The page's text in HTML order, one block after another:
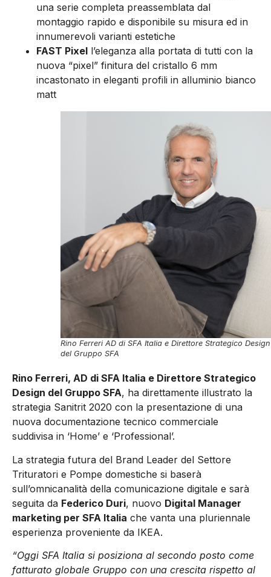
una serie completa preassemblata dal
montaggio rapido e disponibile su misura ed in
innumerevoli varianti estetiche
FAST Pixel l’eleganza alla portata di tutti con la
nuova “pixel” finitura del cristallo 6 mm
incastonato in eleganti profili in alluminio bianco
matt
Rino Ferreri AD di SFA Italia e Direttore Strategico Design
del Gruppo SFA
Rino Ferreri, AD di SFA Italia e Direttore Strategico
Design del Gruppo SFA, ha direttamente illustrato la
strategia Sanitrit 2020 con la presentazione di una
nuova documentazione tecnico commerciale
suddivisa in ‘Home’ e ‘Professional’.
La strategia futura del Brand Leader del Settore
Trituratori e Pompe domestiche si baserà
sull’omnicanalità della comunicazione digitale e sarà
seguita da Federico Duri, nuovo Digital Manager
marketing per SFA Italia che vanta una pluriennale
esperienza proveniente da IKEA.
“Oggi SFA Italia si posiziona al secondo posto come
fatturato globale Gruppo con una crescita rispetto al